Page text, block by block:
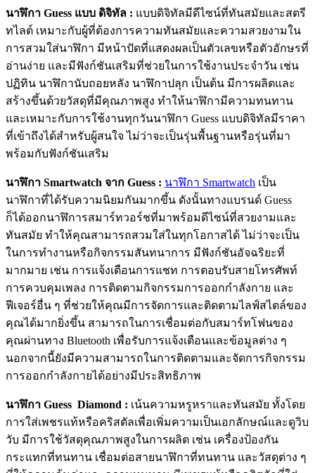
นาฬิกา Guess แบบ ดิจิทัล : แบบดิจิทัลมีดีไซน์ที่ทันสมัยและสตรี
ทไลต์ เหมาะกับผู้ที่ต้องการความทันสมัยและความสวยงามใน
การสวมใส่นาฬิกา มีหน้าปัดที่แสดงผลเป็นตัวเลขหรือตัวอักษรที่
อ่านง่าย และมีฟังก์ชันเสริมที่ช่วยในการใช้งานประจำวัน เช่น
ปฏิทิน นาฬิกานับถอยหลัง นาฬิกาปลุก เป็นต้น มีการผลิตและ
สร้างขึ้นด้วยวัสดุที่มีคุณภาพสูง ทำให้นาฬิกามีความทนทาน
และเหมาะกับการใช้งานทุกวันนาฬิกา Guess แบบดิจิทัลมีราคา
ที่เข้าถึงได้สำหรับผู้สนใจ ไม่ว่าจะเป็นรุ่นพื้นฐานหรือรุ่นที่มา
พร้อมกับฟังก์ชันเสริม
นาฬิกา Smartwatch จาก Guess : นาฬิกา Smartwatch เป็น
นาฬิกาที่ได้รับความนิยมกันมากขึ้น ดังนั้นทางแบรนด์ Guess
ก็ได้ออกนาฬิการสมาร์ทวอร์ชที่มาพร้อมดีไซน์ที่สวยงามและ
ทันสมัย ทำให้คุณสามารถสวมใส่ในทุกโอกาสได้ ไม่ว่าจะเป็น
ในการทำงานหรือกิจกรรมสันทนาการ มีฟังก์ชันอัจฉริยะที่
มากมาย เช่น การแจ้งเตือนการแชท การตอบรับสายโทรศัพท์
การควบคุมเพลง การติดตามกิจกรรมการออกกำลังกาย และ
ฟีเจอร์อื่น ๆ ที่ช่วยให้คุณมีการจัดการและติดตามไลฟ์สไตล์ของ
คุณได้มากยิ่งขึ้น สามารถในการเชื่อมต่อกับสมาร์ทโฟนของ
คุณผ่านทาง Bluetooth เพื่อรับการแจ้งเตือนและข้อมูลต่าง ๆ
นอกจากนี้ยังมีความสามารถในการติดตามและจัดการกิจกรรม
การออกกำลังกายได้อย่างมีประสิทธิภาพ
นาฬิกา Guess Diamond : เน้นความหรูหราและทันสมัย ทั้งโดย
การใส่เพชรแท้หรือคริสตัลเพื่อเพิ่มความเป็นเอกลักษณ์และดูวิบ
วับ มีการใช้วัสดุคุณภาพสูงในการผลิต เช่น เครื่องป้องกัน
กระแทกที่ทนทาน เชื่อมต่อสายนาฬิกาที่ทนทาน และวัสดุต่าง ๆ